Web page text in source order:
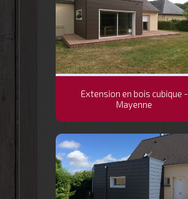
Extension en bois cubique -
Mayenne